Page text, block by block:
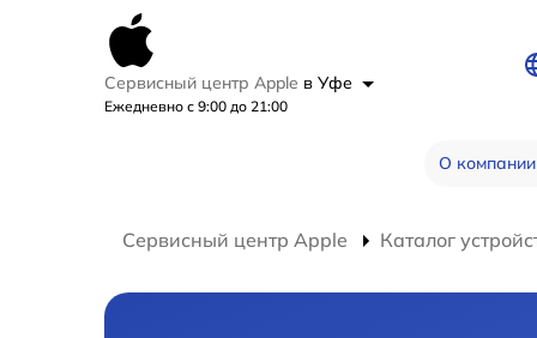
Сервисный центр Apple в Уфе
Ежедневно с 9:00 до 21:00
О компании
Сервисный центр Apple Каталог